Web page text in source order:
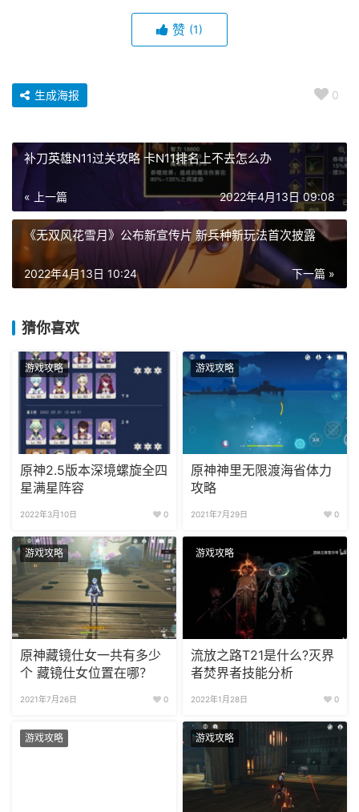
赞 (1)
0
生成海报
补刀英雄N11过关攻略 卡N11排名上不去怎么办
« 上一篇 2022年4月13日 09:08
《无双风花雪月》公布新宣传片 新兵种新玩法首次披露
下一篇 »
2022年4月13日 10:24
猜你喜欢
游戏攻略
原神2.5版本深境螺旋全四
星满星阵容
2022年3月10日 0
游戏攻略
原神神里无限渡海省体力
攻略
2021年7月29日 0
游戏攻略
原神藏镜仕女一共有多少
个 藏镜仕女位置在哪？
2021年7月26日 0
游戏攻略
流放之路T21是什么?灭界
者焚界者技能分析
2022年1月28日 0
游戏攻略 游戏攻略